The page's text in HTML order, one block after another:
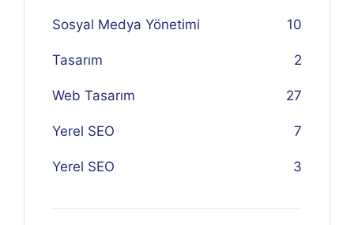
Sosyal Medya Yönetimi 10
Tasarım 2
Web Tasarım 27
Yerel SEO 7
Yerel SEO 3